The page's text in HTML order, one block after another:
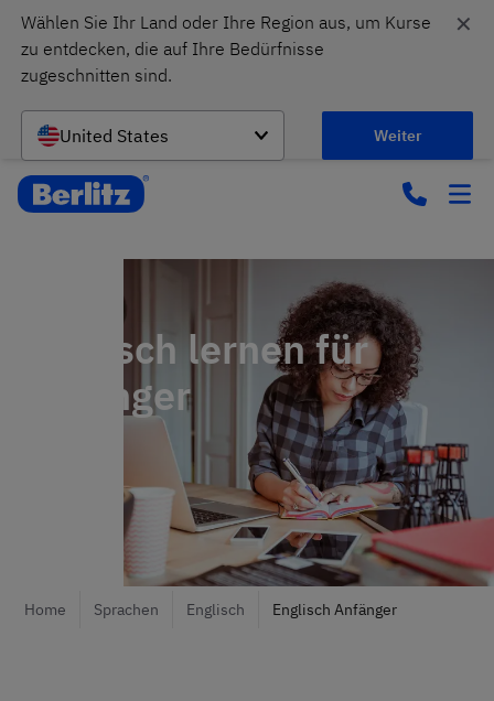
Wählen Sie Ihr Land oder Ihre Region aus, um Kurse
zu entdecken, die auf Ihre Bedürfnisse
zugeschnitten sind.
United States Weiter
✕
Englisch lernen für
Anfänger
Home Sprachen Englisch Englisch Anfänger